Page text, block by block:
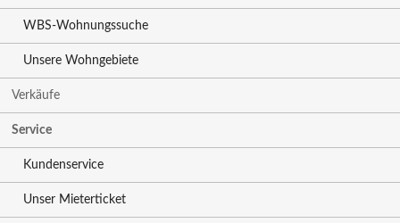
WBS-Wohnungssuche
Unsere Wohngebiete
Verkäufe
Service
Kundenservice
Unser Mieterticket